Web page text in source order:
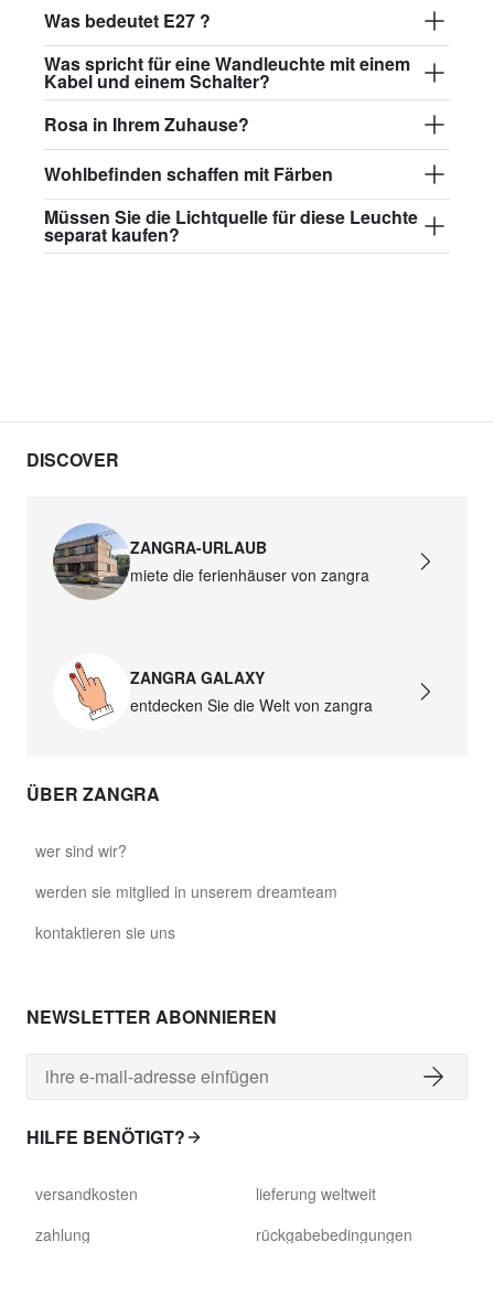
Was bedeutet E27 ?
Was spricht für eine Wandleuchte mit einem
Kabel und einem Schalter?
Rosa in Ihrem Zuhause?
Wohlbefinden schaffen mit Färben
Müssen Sie die Lichtquelle für diese Leuchte
separat kaufen?
DISCOVER
ZANGRA-URLAUB
miete die ferienhäuser von zangra
ZANGRA GALAXY
entdecken Sie die Welt von zangra
ÜBER ZANGRA
wer sind wir?
werden sie mitglied in unserem dreamteam
kontaktieren sie uns
NEWSLETTER ABONNIEREN
HILFE BENÖTIGT?
versandkosten
zahlung
lieferung weltweit
rückgabebedingungen